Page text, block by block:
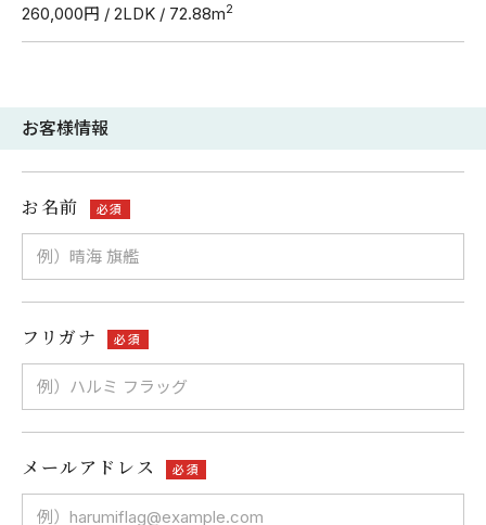
260,000円 / 2LDK / 72.88m2
お客様情報
お名前 必須
フリガナ 必須
メールアドレス 必須